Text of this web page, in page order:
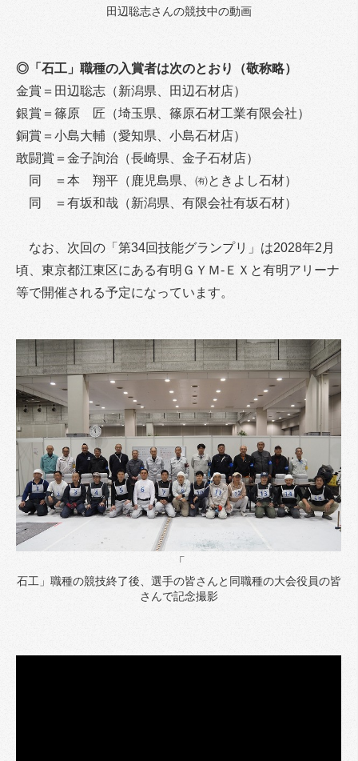
田辺聡志さんの競技中の動画
◎「石工」職種の入賞者は次のとおり（敬称略）
金賞＝田辺聡志（新潟県、田辺石材店）
銀賞＝篠原 匠（埼玉県、篠原石材工業有限会社）
銅賞＝小島大輔（愛知県、小島石材店）
敢闘賞＝金子詢治（長崎県、金子石材店）
同 ＝本 翔平（鹿児島県、㈲ときよし石材）
同 ＝有坂和哉（新潟県、有限会社有坂石材）
なお、次回の「第34回技能グランプリ」は2028年2月
頃、東京都江東区にある有明ＧＹＭ‐ＥＸと有明アリーナ
等で開催される予定になっています。
「
石工」職種の競技終了後、選手の皆さんと同職種の大会役員の皆
さんで記念撮影